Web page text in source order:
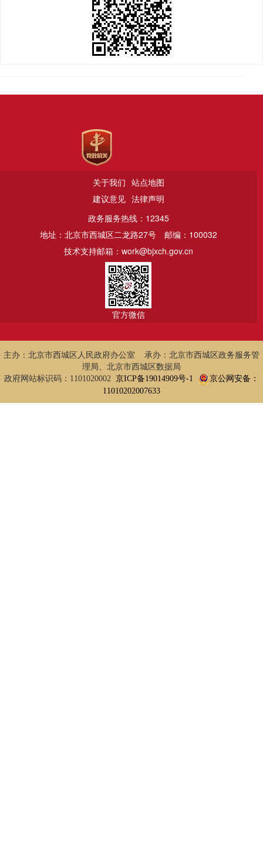
关于我们 站点地图
建议意见 法律声明
政务服务热线：12345
地址：北京市西城区二龙路27号
邮编：100032
技术支持邮箱：work@bjxch.gov.cn
官方微信
主办：北京市西城区人民政府办公室 承办：北京市西城区政务服务管
理局、北京市西城区数据局
政府网站标识码：1101020002 京ICP备19014909号-1
京公网安备：
11010202007633